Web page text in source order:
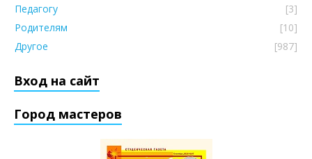
Педагогу
[3]
Родителям
[10]
Другое
[987]
Вход на сайт
Город мастеров